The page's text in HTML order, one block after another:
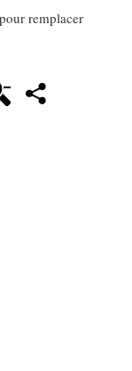
remplacer